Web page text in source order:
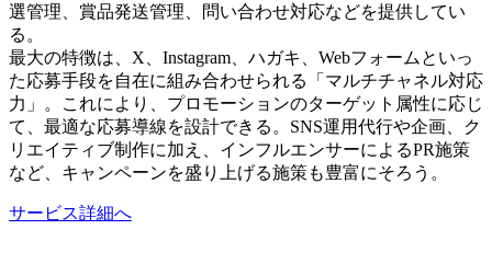
選管理、賞品発送管理、問い合わせ対応などを提供してい
る。
最大の特徴は、X、Instagram、ハガキ、Webフォームといっ
た応募手段を自在に組み合わせられる「マルチチャネル対応
力」。これにより、プロモーションのターゲット属性に応じ
て、最適な応募導線を設計できる。SNS運用代行や企画、ク
リエイティブ制作に加え、インフルエンサーによるPR施策
など、キャンペーンを盛り上げる施策も豊富にそろう。
サービス詳細へ